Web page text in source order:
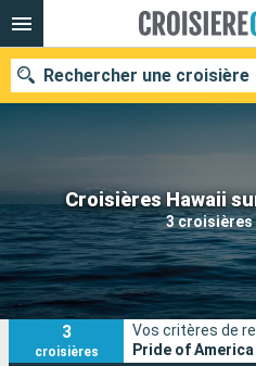
Croisières Hawaii
3 croisières
Rechercher une croisière
Nos destinations
Mois de départ
Ports
3
croisières
Vos critères de
Pride of